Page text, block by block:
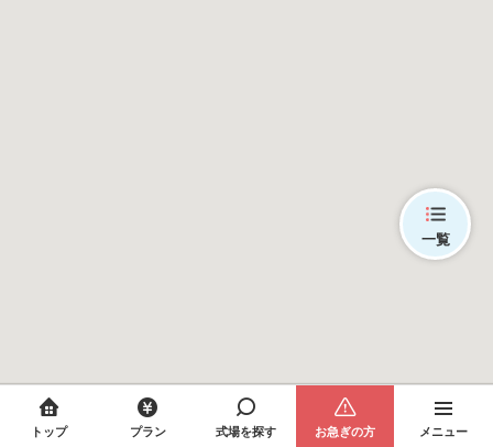
一覧
トップ プラン 式場を探す お急ぎの方 メニュー